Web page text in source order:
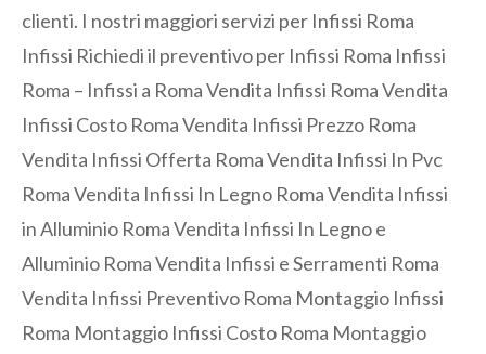
clienti. I nostri maggiori servizi per Infissi Roma
Infissi Richiedi il preventivo per Infissi Roma Infissi
Roma – Infissi a Roma Vendita Infissi Roma Vendita
Infissi Costo Roma Vendita Infissi Prezzo Roma
Vendita Infissi Offerta Roma Vendita Infissi In Pvc
Roma Vendita Infissi In Legno Roma Vendita Infissi
in Alluminio Roma Vendita Infissi In Legno e
Alluminio Roma Vendita Infissi e Serramenti Roma
Vendita Infissi Preventivo Roma Montaggio Infissi
Roma Montaggio Infissi Costo Roma Montaggio